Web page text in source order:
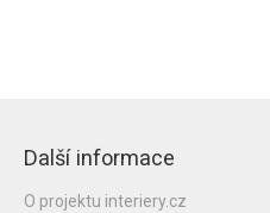
Další informace
O projektu interiery.cz